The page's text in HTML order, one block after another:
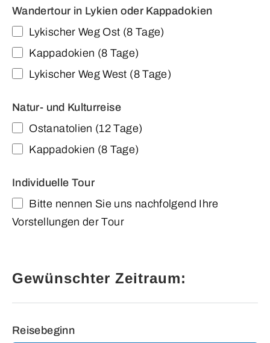
Wandertour in Lykien oder Kappadokien
Lykischer Weg Ost (8 Tage)
Kappadokien (8 Tage)
Lykischer Weg West (8 Tage)
Natur- und Kulturreise
Ostanatolien (12 Tage)
Kappadokien (8 Tage)
Individuelle Tour
Bitte nennen Sie uns nachfolgend Ihre
Vorstellungen der Tour
Gewünschter Zeitraum:
Reisebeginn